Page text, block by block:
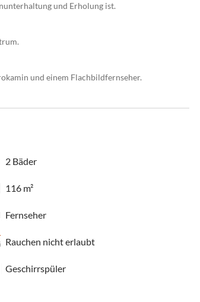
und Erholung ist.
und einem Flachbildfernseher.
2 Bäder
116 m²
Fernseher
Rauchen nicht erlaubt
Geschirrspüler